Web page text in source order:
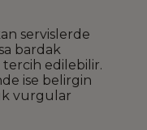
servislerde
bardak
tercih edilebilir.
ise belirgin
vurgular